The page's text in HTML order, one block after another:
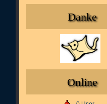
Danke
Online